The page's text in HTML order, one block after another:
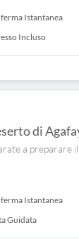
Istantanea
Incluso
di
a preparare
Istantanea
Guidata